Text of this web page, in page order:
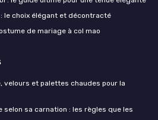
le choix élégant et décontracté
de mariage à col mao
velours et palettes chaudes pour la
selon sa carnation : les règles que les